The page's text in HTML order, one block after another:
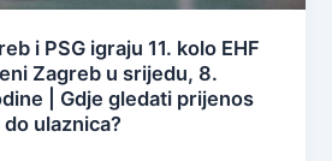
i PSG igraju 11. kolo EHF
Zagreb u srijedu, 8.
| Gdje gledati prijenos
ulaznica?